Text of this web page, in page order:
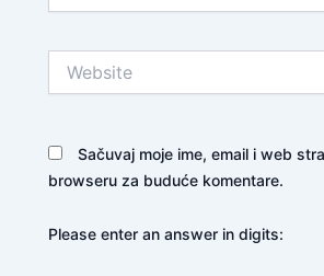
Sačuvaj moje ime, email i web
browseru za buduće komentare.
Please enter an answer in digits: